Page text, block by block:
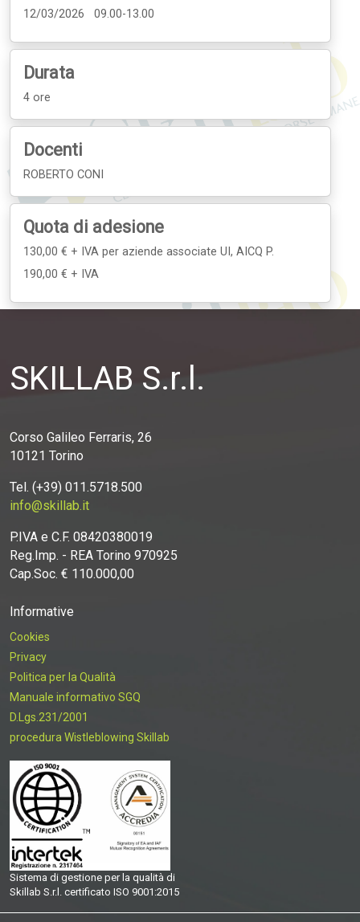
12/03/2026 09.00-13.00
Durata
4 ore
Docenti
ROBERTO CONI
Quota di adesione
130,00 € + IVA per aziende associate UI, AICQ P.
190,00 € + IVA
SKILLAB S.r.l.
Corso Galileo Ferraris, 26
10121 Torino
Tel. (+39) 011.5718.500
info@skillab.it
P.IVA e C.F. 08420380019
Reg.Imp. - REA Torino 970925
Cap.Soc. € 110.000,00
Informative
Cookies
Privacy
Politica per la Qualità
Manuale informativo SGQ
D.Lgs.231/2001
procedura Wistleblowing Skillab
Sistema di gestione per la qualità di
Skillab S.r.l. certificato ISO 9001:2015